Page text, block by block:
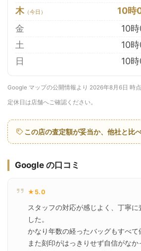
木
10時
金
10
土
10
日
10
Google マップの公開情報より 2026年8月6日 時
定休日は店舗へご確認ください。
この店の査定額が妥当か、他社と比
Google の口コミ
★5.0
スタッフの対応が感じよく、丁寧に
した。
かなり年数の経ったバッグもすべて
また刻印がはっきりせず自信がな